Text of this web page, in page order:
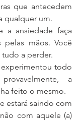
que antecedem
qualquer um.
a ansiedade faça
mãos. Você
a perder.
todo
a
feito o mesmo.
estará saindo com
com aquele (a)